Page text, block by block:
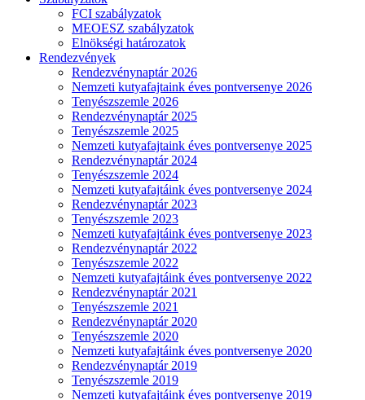
FCI szabályzatok
MEOESZ szabályzatok
Elnökségi határozatok
Rendezvények
Rendezvénynaptár 2026
Nemzeti kutyafajtaink éves pontversenye 2026
Tenyészszemle 2026
Rendezvénynaptár 2025
Tenyészszemle 2025
Nemzeti kutyafajtaink éves pontversenye 2025
Rendezvénynaptár 2024
Tenyészszemle 2024
Nemzeti kutyafajtáink éves pontversenye 2024
Rendezvénynaptár 2023
Tenyészszemle 2023
Nemzeti kutyafajtáink éves pontversenye 2023
Rendezvénynaptár 2022
Tenyészszemle 2022
Nemzeti kutyafajtáink éves pontversenye 2022
Rendezvénynaptár 2021
Tenyészszemle 2021
Rendezvénynaptár 2020
Tenyészszemle 2020
Nemzeti kutyafajtáink éves pontversenye 2020
Rendezvénynaptár 2019
Tenyészszemle 2019
Nemzeti kutyafajtáink éves pontversenye 2019